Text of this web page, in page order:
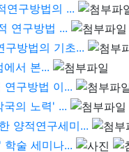
연구방법의 ...
연구방법 ...
방법의 기초...
서 본...
구방법 이...
의 노력' ...
양적연구세미...
술 세미나...